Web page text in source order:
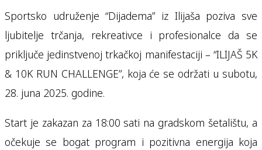
Sportsko udruženje “Dijadema” iz Ilijaša poziva sve
ljubitelje trčanja, rekreativce i profesionalce da se
priključe jedinstvenoj trkačkoj manifestaciji – “ILIJAŠ 5K
& 10K RUN CHALLENGE”, koja će se održati u subotu,
28. juna 2025. godine.
Start je zakazan za 18:00 sati na gradskom šetalištu, a
očekuje se bogat program i pozitivna energija koja